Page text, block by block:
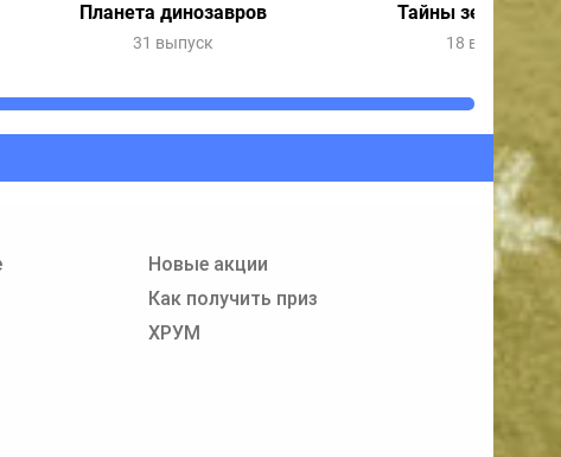
Планета динозавров
31 выпуск
Тайны земных
18 выпусков
Новые акции
Как получить приз
ХРУМ